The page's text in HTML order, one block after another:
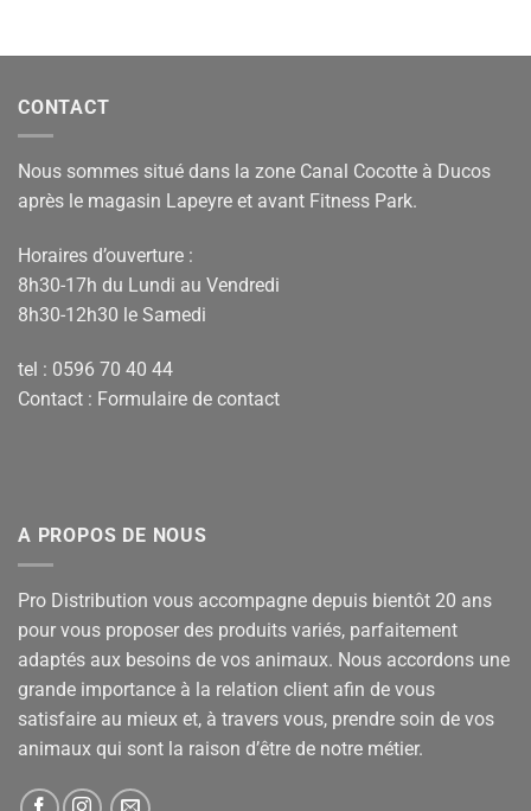
CONTACT
Nous sommes situé dans la zone Canal Cocotte à Ducos
après le magasin Lapeyre et avant Fitness Park.
Horaires d’ouverture :
8h30-17h du Lundi au Vendredi
8h30-12h30 le Samedi
tel : 0596 70 40 44
Contact : Formulaire de contact
A PROPOS DE NOUS
Pro Distribution vous accompagne depuis bientôt 20 ans
pour vous proposer des produits variés, parfaitement
adaptés aux besoins de vos animaux. Nous accordons une
grande importance à la relation client afin de vous
satisfaire au mieux et, à travers vous, prendre soin de vos
animaux qui sont la raison d’être de notre métier.